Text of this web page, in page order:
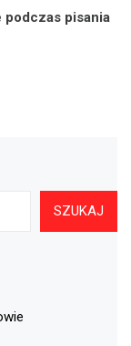
podczas pisania
SZUKAJ